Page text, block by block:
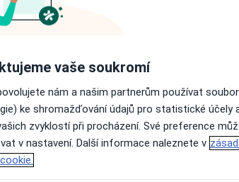
vaše soukromí
nám a našim partnerům používat
ke shromažďování údajů pro statistické účely
zvyklostí při procházení. Své preference
v nastavení. Další informace naleznete v